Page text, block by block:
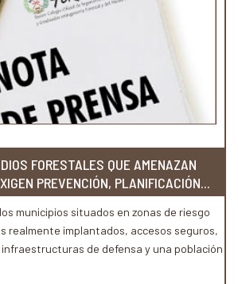
FORESTALES QUE AMENAZAN
PREVENCIÓN, PLANIFICACIÓN...
municipios situados en zonas de riesgo
realmente implantados, accesos seguros,
de defensa y una población